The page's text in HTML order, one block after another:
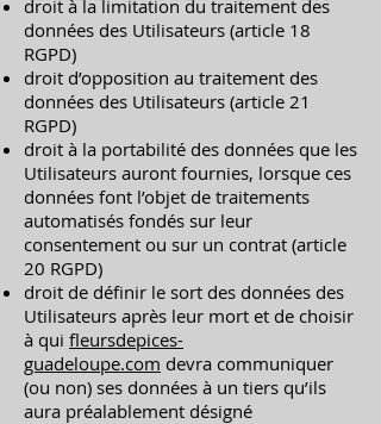
droit à la limitation du traitement des
données des Utilisateurs (article 18
RGPD)
droit d’opposition au traitement des
données des Utilisateurs (article 21
RGPD)
droit à la portabilité des données que les
Utilisateurs auront fournies, lorsque ces
données font l’objet de traitements
automatisés fondés sur leur
consentement ou sur un contrat (article
20 RGPD)
droit de définir le sort des données des
Utilisateurs après leur mort et de choisir
à qui fleursdepices-
guadeloupe.com devra communiquer
(ou non) ses données à un tiers qu’ils
aura préalablement désigné